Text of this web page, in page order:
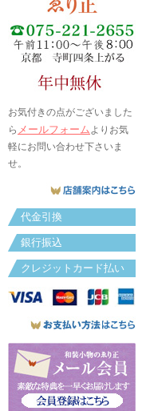
お気付きの点がございました
ら メールフォームよりお気
軽にお問い合わせ下さいま
せ。
代金引換
銀行振込
クレジットカード払い